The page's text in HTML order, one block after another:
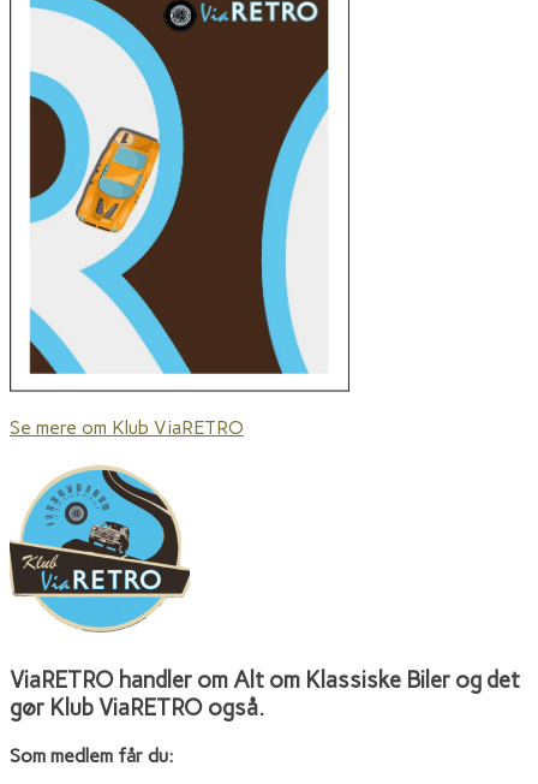
Se mere om Klub ViaRETRO
ViaRETRO handler om Alt om Klassiske Biler og det
gør Klub ViaRETRO også.
Som medlem får du: